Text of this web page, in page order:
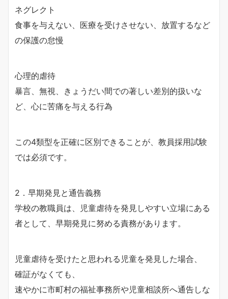
ネグレクト
食事を与えない、医療を受けさせない、放置するなど
の保護の怠慢
心理的虐待
暴言、無視、きょうだい間での著しい差別的扱いな
ど、心に苦痛を与える行為
この4類型を正確に区別できることが、教員採用試験
では必須です。
2．早期発見と通告義務
学校の教職員は、児童虐待を発見しやすい立場にある
者として、早期発見に努める責務があります。
児童虐待を受けたと思われる児童を発見した場合、
確証がなくても、
速やかに市町村の福祉事務所や児童相談所へ通告しな